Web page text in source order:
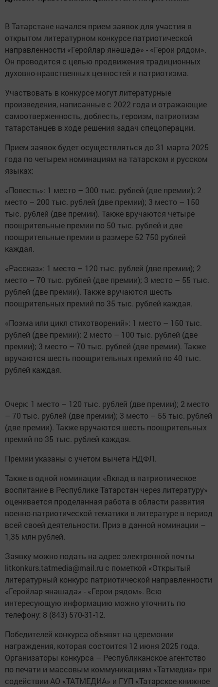
В Татарстане начался прием заявок для участия в
открытом литературном конкурсе патриотической
направленности «Геройлар янәшәдә» - «Герои рядом».
Он проводится с целью продвижения традиционных
духовно-нравственных ценностей и патриотизма.
Участвовать в конкурсе могут литературные
произведения, написанные с 2022 года и отражающие
самоотверженность, доблесть, героизм, патриотизм
татарстанцев в ходе решения задач спецоперации.
Прием заявок будет осуществляться до 31 марта 2025
года по четырем номинациям на татарском и русском
языках:
«Повесть»: 1 место – 300 тыс. рублей (две премии); 2
место – 200 тыс. рублей (две премии); 3 место – 150
тыс. рублей (две премии). Также вручаются четыре
поощрительные премии по 50 тыс. рублей и две
поощрительные премии в размере 52 750 рублей
каждая.
«Рассказ»: 1 место – 120 тыс. рублей (две премии); 2
место – 70 тыс. рублей (две премии); 3 место – 55 тыс.
рублей (две премии). Также вручаются шесть
поощрительных премий по 35 тыс. рублей каждая.
«Поэма или цикл стихотворений»: 1 место – 150 тыс.
рублей (две премии); 2 место – 100 тыс. рублей (две
премии); 3 место – 70 тыс. рублей (две премии). Также
вручаются шесть поощрительных премий по 40 тыс.
рублей каждая.
Очерк: 1 место – 120 тыс. рублей (две премии); 2 место
– 70 тыс. рублей (две премии); 3 место – 55 тыс. рублей
(две премии). Также вручаются шесть поощрительных
премий по 35 тыс. рублей каждая.
Премии указаны с учетом вычета НДФЛ.
Также в одной номинации «Вклад в патриотическое
воспитание в Республике Татарстан через литературу»
оценивается проделанная работа в области развития
военно-патриотической тематики в литературе в период
всей своей деятельности. Приз в данной номинации –
1,35 млн рублей.
Заявку можно подать на адрес электронной почты
litkonkurs.tatmedia@mail.ru с пометкой «Открытый
литературный конкурс патриотической направленности
«Геройлар янәшәдә» - «Герои рядом». Всю
интересующую информацию можно уточнить по
телефону: 8 (843) 570-31-12.
Победителей конкурса объявят на церемонии
награждения, которая состоится 12 июня 2025 года.
Организаторы конкурса – Республиканское агентство
по печати и массовым коммуникациям «Татмедиа» при
содействии АО «ТАТМЕДИА» и ГУП «Татарское книжное